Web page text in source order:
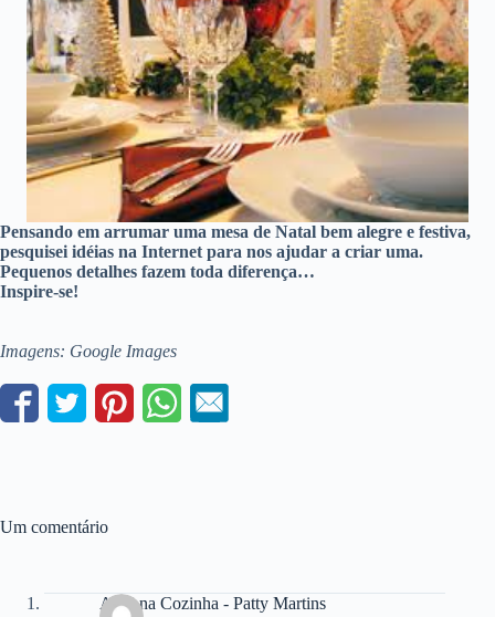
Pensando em arrumar uma mesa de Natal bem alegre e festiva,
pesquisei idéias na Internet para nos ajudar a criar uma.
Pequenos detalhes fazem toda diferença…
Inspire-se!
Imagens: Google Images
Um comentário
Aqui na Cozinha - Patty Martins